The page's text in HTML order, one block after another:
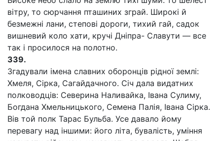
вітру, то сюрчання пташиних зграй. Широкі й
безмежні лани, степові дороги, тихий гай, садок
вишневий коло хати, кручі Дніпра- Славути — все
так і просилося на полотно.
339.
Згадували імена славних оборонців рідної землі:
Хмеля, Сірка, Сагайдачного. Січ дала видатних
полководців: Северина Наливайка, Івана Сулиму,
Богдана Хмельницького, Семена Палія, Івана Сірка.
Вів той полк Тарас Бульба. Усе давало йому
перевагу над іншими: його літа, бувалість, уміння